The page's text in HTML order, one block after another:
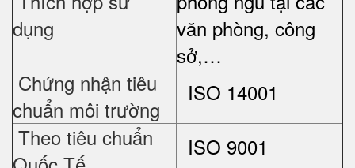
dụng
văn phòng, công
sở,…
Chứng nhận tiêu
chuẩn môi trường
ISO 14001
Theo tiêu chuẩn
ISO 9001